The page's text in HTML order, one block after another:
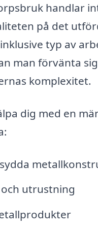
handlar
på det
typ av
man förvänta
komplexitet.
dig med en
utrustning